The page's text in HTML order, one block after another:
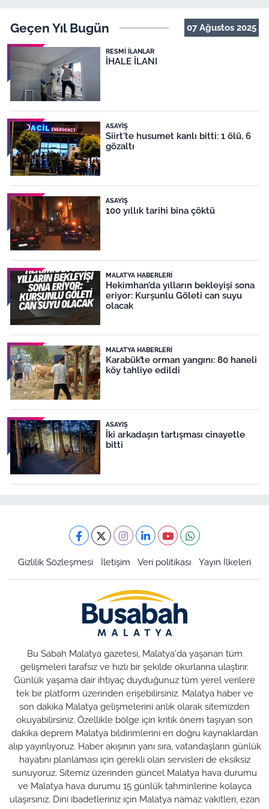
Geçen Yıl Bugün 07 Ağustos 2025
RESMI İLANLAR
İHALE İLANI
ASAYIŞ
Siirt'te husumet kanlı bitti: 1 ölü, 6
gözaltı
ASAYIŞ
100 yıllık tarihi bina çöktü
MALATYA HABERLERI
Hekimhan’da yılların bekleyişi sona
eriyor: Kurşunlu Göleti can suyu
olacak
MALATYA HABERLERI
Karabük’te orman yangını: 80 haneli
köy tahliye edildi
ASAYIŞ
İki arkadaşın tartışması cinayetle
bitti
Gizlilik Sözleşmesi İletişim Veri politikası Yayın İlkeleri
Bu Sabah Malatya gazetesi, Malatya'da yaşanan tüm
gelişmeleri tarafsız ve hızlı bir şekilde okurlarına ulaştırır.
Günlük yaşama dair ihtiyaç duyduğunuz tüm yerel verilere
tek bir platform üzerinden erişebilirsiniz. Malatya haber ve
son dakika Malatya gelişmelerini anlık olarak sitemizden
okuyabilirsiniz. Özellikle bölge için kritik önem taşıyan son
dakika deprem Malatya bildirimlerini en doğru kaynaklardan
alıp yayınlıyoruz. Haber akışının yanı sıra, vatandaşların günlük
hayatını planlaması için gerekli olan servisleri de eksiksiz
sunuyoruz. Sitemiz üzerinden güncel Malatya hava durumu
ve Malatya hava durumu 15 günlük tahminlerine kolayca
ulaşırsınız. Dini ibadetleriniz için Malatya namaz vakitleri, ezan